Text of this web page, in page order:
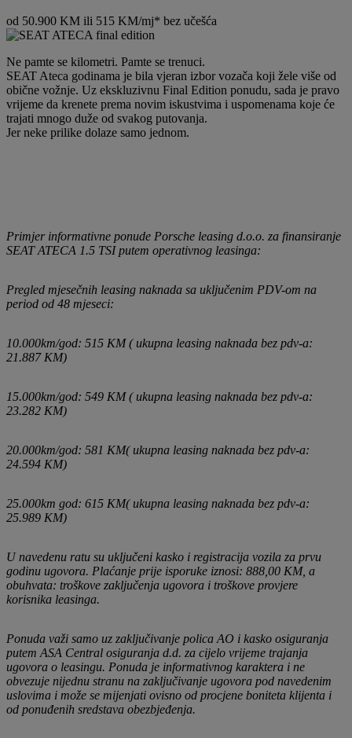
od 50.900 KM ili 515 KM/mj* bez učešća
Ne pamte se kilometri. Pamte se trenuci.
SEAT Ateca godinama je bila vjeran izbor vozača koji žele više od
obične vožnje. Uz ekskluzivnu Final Edition ponudu, sada je pravo
vrijeme da krenete prema novim iskustvima i uspomenama koje će
trajati mnogo duže od svakog putovanja.
Jer neke prilike dolaze samo jednom.
Primjer informativne ponude Porsche leasing d.o.o. za finansiranje
SEAT ATECA 1.5 TSI putem operativnog leasinga:
Pregled mjesečnih leasing naknada sa uključenim PDV-om na
period od 48 mjeseci:
10.000km/god: 515 KM ( ukupna leasing naknada bez pdv-a:
21.887 KM)
15.000km/god: 549 KM ( ukupna leasing naknada bez pdv-a:
23.282 KM)
20.000km/god: 581 KM( ukupna leasing naknada bez pdv-a:
24.594 KM)
25.000km god: 615 KM( ukupna leasing naknada bez pdv-a:
25.989 KM)
U navedenu ratu su uključeni kasko i registracija vozila za prvu
godinu ugovora. Plaćanje prije isporuke iznosi: 888,00 KM, a
obuhvata: troškove zaključenja ugovora i troškove provjere
korisnika leasinga.
Ponuda važi samo uz zaključivanje polica AO i kasko osiguranja
putem ASA Central osiguranja d.d. za cijelo vrijeme trajanja
ugovora o leasingu. Ponuda je informativnog karaktera i ne
obvezuje nijednu stranu na zaključivanje ugovora pod navedenim
uslovima i može se mijenjati ovisno od procjene boniteta klijenta i
od ponuđenih sredstava obezbjeđenja.